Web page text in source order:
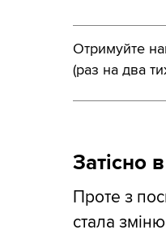
Отримуйте
(раз на два
Затісно
Проте з
стала